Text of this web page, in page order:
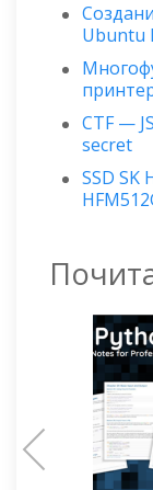
Ubuntu
CTF —
secret
SSD SK